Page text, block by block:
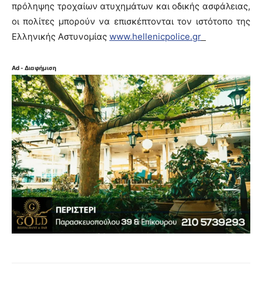
πρόληψης τροχαίων ατυχημάτων και οδικής ασφάλειας,
οι πολίτες μπορούν να επισκέπτονται τον ιστότοπο της
Ελληνικής Αστυνομίας www.hellenicpolice.gr
Ad - Διαφήμιση